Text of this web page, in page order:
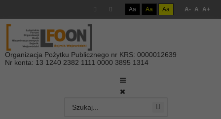
Aa Aa Aa A- A A+
Organizacja Pożytku Publicznego nr KRS: 0000012639
Nr konta: 13 1240 2382 1111 0000 3895 1314